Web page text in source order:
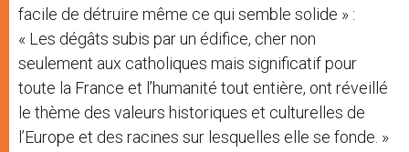
facile de détruire même ce qui semble solide » :
« Les dégâts subis par un édifice, cher non
seulement aux catholiques mais significatif pour
toute la France et l’humanité tout entière, ont réveillé
le thème des valeurs historiques et culturelles de
l’Europe et des racines sur lesquelles elle se fonde. »